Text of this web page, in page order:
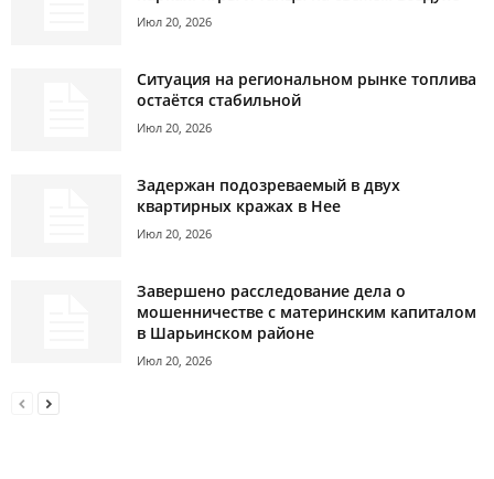
Июл 20, 2026
Ситуация на региональном рынке топлива
остаётся стабильной
Июл 20, 2026
Задержан подозреваемый в двух
квартирных кражах в Нее
Июл 20, 2026
Завершено расследование дела о
мошенничестве с материнским капиталом
в Шарьинском районе
Июл 20, 2026